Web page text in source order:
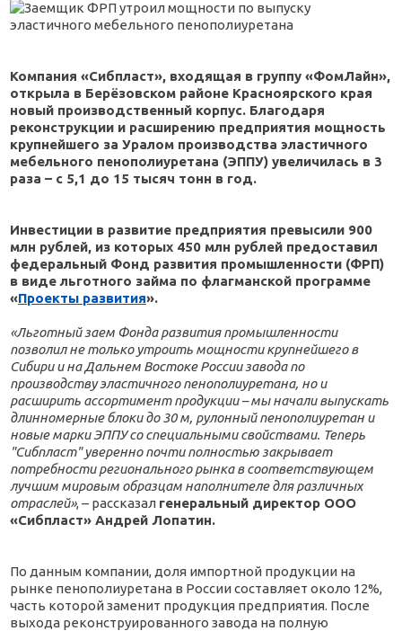
Компания «Сибпласт», входящая в группу «ФомЛайн»,
открыла в Берёзовском районе Красноярского края
новый производственный корпус. Благодаря
реконструкции и расширению предприятия мощность
крупнейшего за Уралом производства эластичного
мебельного пенополиуретана (ЭППУ) увеличилась в 3
раза – с 5,1 до 15 тысяч тонн в год.
Инвестиции в развитие предприятия превысили 900
млн рублей, из которых 450 млн рублей предоставил
федеральный Фонд развития промышленности (ФРП)
в виде льготного займа по флагманской программе
«Проекты развития».
«Льготный заем Фонда развития промышленности
позволил не только утроить мощности крупнейшего в
Сибири и на Дальнем Востоке России завода по
производству эластичного пенополиуретана, но и
расширить ассортимент продукции – мы начали выпускать
длинномерные блоки до 30 м, рулонный пенополиуретан и
новые марки ЭППУ со специальными свойствами. Теперь
"Сибпласт" уверенно почти полностью закрывает
потребности регионального рынка в соответствующем
лучшим мировым образцам наполнителе для различных
отраслей», – рассказал генеральный директор ООО
«Сибпласт» Андрей Лопатин.
По данным компании, доля импортной продукции на
рынке пенополиуретана в России составляет около 12%,
часть которой заменит продукция предприятия. После
выхода реконструированного завода на полную